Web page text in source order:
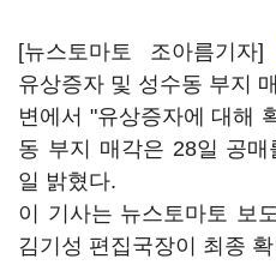
[뉴스토마토 조아름기자]
유상증자 및 성수동 부지
변에서 "유상증자에 대해
동 부지 매각은 28일 공
일 밝혔다.
이 기사는 뉴스토마토 보
김기성 편집국장이 최종